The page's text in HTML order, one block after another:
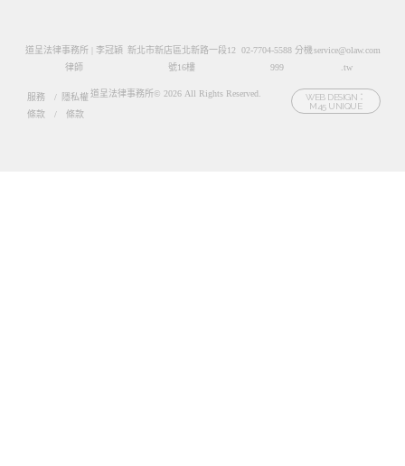
道呈法律事務所 | 李冠穎
律師
新北市新店區北新路一段12
號16樓
02-7704-5588 分機
999
service@olaw.com
.tw
服務
條款
/
/
隱私權
條款
道呈法律事務所© 2026 All Rights Reserved.
WEB DESIGN：
M45 UNIQUE